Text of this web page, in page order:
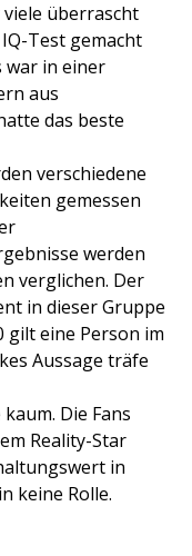
viele überrascht
Test gemacht
war in einer
aus
das beste
verschiedene
gemessen
werden
verglichen. Der
in dieser Gruppe
gilt eine Person im
Aussage träfe
Die Fans
Reality-Star
in
keine Rolle.